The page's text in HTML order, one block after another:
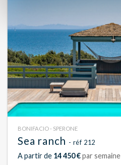
BONIFACIO - SPERONE
Sea ranch - réf 212
A partir de 14 450 €par semaine